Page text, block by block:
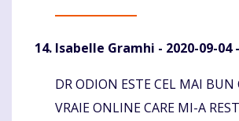
Isabelle Gramhi - 2020-09-04
Komentaras
DR ODION ESTE CEL MAI BUN
VRAIE ONLINE CARE MI-A